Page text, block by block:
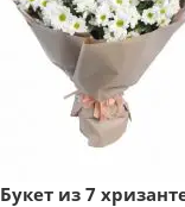
Букет из 7